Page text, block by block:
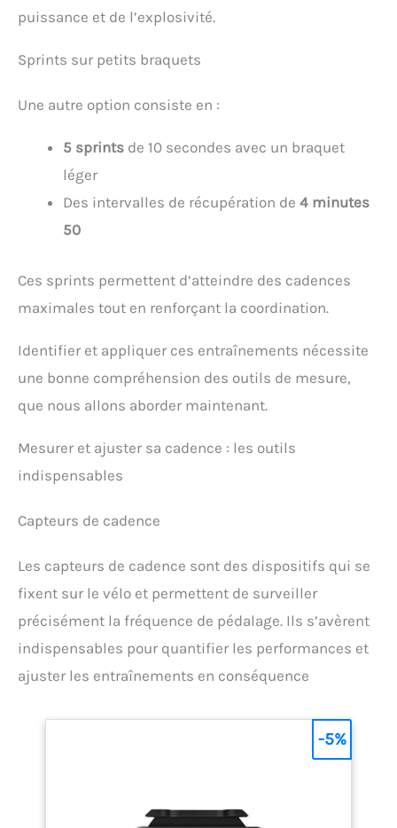
puissance et de l’explosivité.
Sprints sur petits braquets
Une autre option consiste en :
5 sprints de 10 secondes avec un braquet
léger
Des intervalles de récupération de 4 minutes
50
Ces sprints permettent d’atteindre des cadences
maximales tout en renforçant la coordination.
Identifier et appliquer ces entraînements nécessite
une bonne compréhension des outils de mesure,
que nous allons aborder maintenant.
Mesurer et ajuster sa cadence : les outils
indispensables
Capteurs de cadence
Les capteurs de cadence sont des dispositifs qui se
fixent sur le vélo et permettent de surveiller
précisément la fréquence de pédalage. Ils s’avèrent
indispensables pour quantifier les performances et
ajuster les entraînements en conséquence
-5%